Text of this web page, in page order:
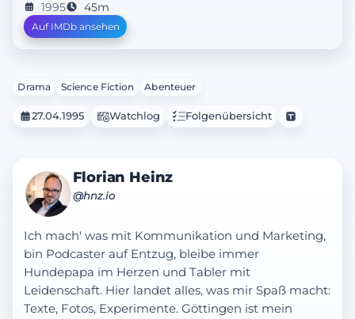
1995 45m
Auf IMDb ansehen
Drama Science Fiction Abenteuer
27.04.1995 Watchlog Folgenübersicht
Florian Heinz
@hnz.io
Ich mach' was mit Kommunikation und Marketing,
bin Podcaster auf Entzug, bleibe immer
Hundepapa im Herzen und Tabler mit
Leidenschaft. Hier landet alles, was mir Spaß macht:
Texte, Fotos, Experimente. Göttingen ist mein